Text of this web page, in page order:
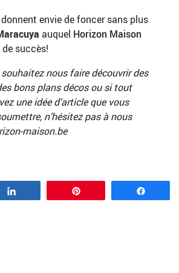
envie de foncer sans plus
auquel Horizon Maison
succès!
nous faire découvrir des
bons plans décos ou si tout
une idée d’article que vous
n’hésitez pas à nous
maison.be